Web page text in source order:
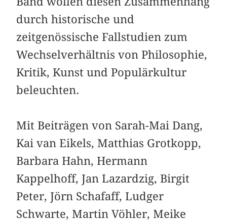
durch historische und
zeitgenössische Fallstudien zum
Wechselverhältnis von Philosophie,
Kritik, Kunst und Populärkultur
beleuchten.
Mit Beiträgen von Sarah-Mai Dang,
Kai van Eikels, Matthias Grotkopp,
Barbara Hahn, Hermann
Kappelhoff, Jan Lazardzig, Birgit
Peter, Jörn Schafaff, Ludger
Schwarte, Martin Vöhler, Meike